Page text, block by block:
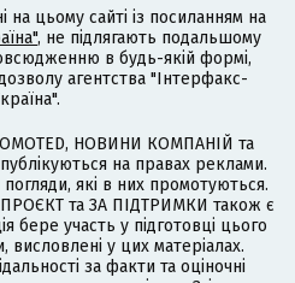
на цьому сайті із посиланням на
, не підлягають подальшому
в будь-якій формі,
агентства "Інтерфакс-
НОВИНИ КОМПАНІЙ та
на правах реклами.
які в них промотуються.
та ЗА ПІДТРИМКИ також є
бере участь у підготовці цього
висловлені у цих матеріалах.
за факти та оціночні